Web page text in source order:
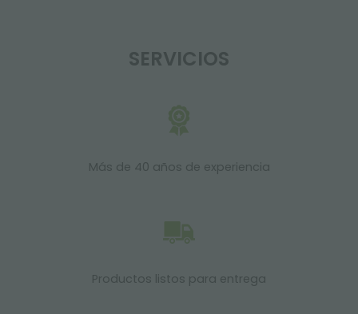
SERVICIOS
Más de 40 años de experiencia
Productos listos para entrega